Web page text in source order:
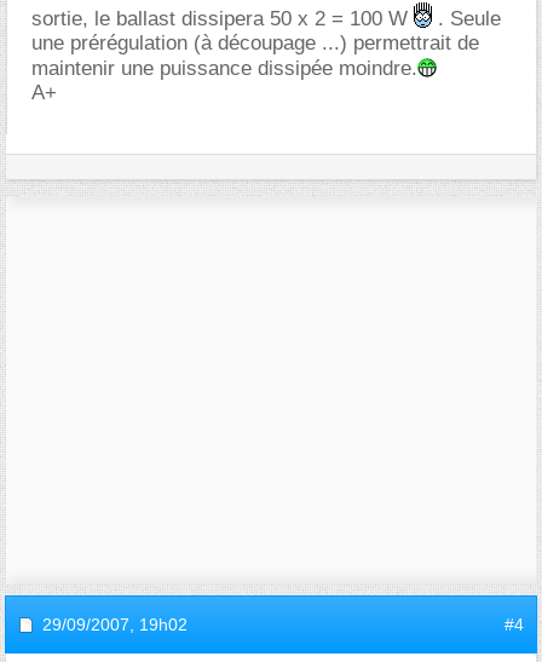
sortie, le ballast dissipera 50 x 2 = 100 W
. Seule
une prérégulation (à découpage ...) permettrait de
maintenir une puissance dissipée moindre.
A+
29/09/2007, 19h02 #4